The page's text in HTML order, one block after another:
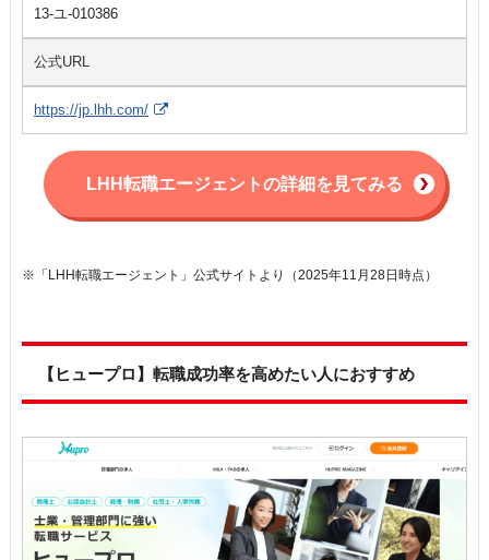
13-ユ-010386
公式URL
https://jp.lhh.com/
LHH転職エージェントの詳細を見てみる
※「LHH転職エージェント」公式サイトより（2025年11月28日時点）
【ヒュープロ】転職成功率を高めたい人におすすめ